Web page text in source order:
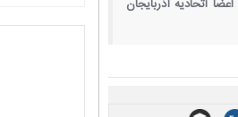
اعضا اتحادیه آذربایجان